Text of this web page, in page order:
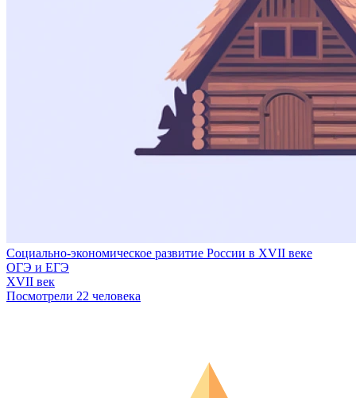
Социально-экономическое развитие России в XVII веке
ОГЭ и ЕГЭ
XVII век
Посмотрели 22 человека